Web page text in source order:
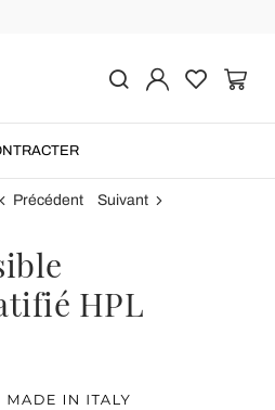
Précédent Suivant
HPL